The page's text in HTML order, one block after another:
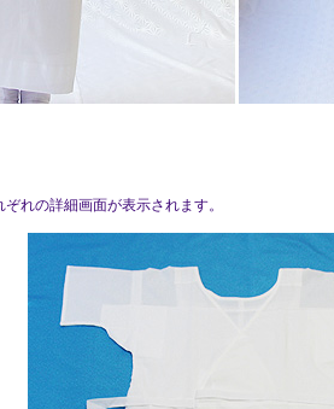
れの詳細画面が表示されます。